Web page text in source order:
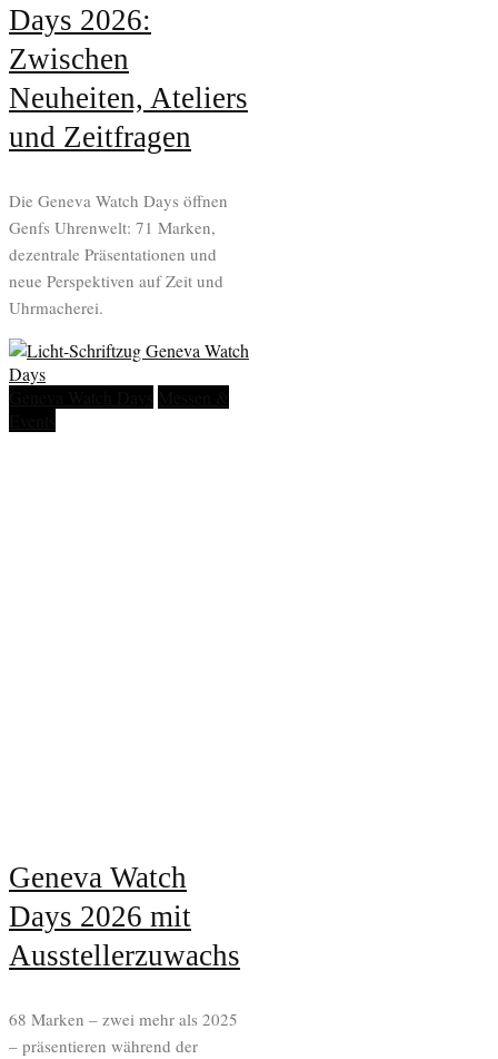
Days 2026:
Zwischen
Neuheiten, Ateliers
und Zeitfragen
Die Geneva Watch Days öffnen
Genfs Uhrenwelt: 71 Marken,
dezentrale Präsentationen und
neue Perspektiven auf Zeit und
Uhrmacherei.
Geneva Watch
Days 2026 mit
Ausstellerzuwachs
68 Marken – zwei mehr als 2025
– präsentieren während der